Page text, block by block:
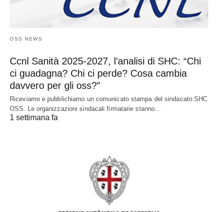
OSS NEWS
Ccnl Sanità 2025-2027, l’analisi di SHC: “Chi
ci guadagna? Chi ci perde? Cosa cambia
davvero per gli oss?”
Riceviamo e pubblichiamo un comunicato stampa del sindacato SHC
OSS. Le organizzazioni sindacali firmatarie stanno…
1 settimana fa